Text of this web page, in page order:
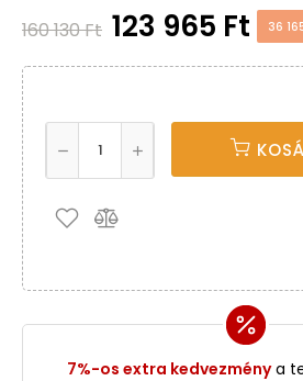
160 130 Ft 123 965 Ft 36
7%-os extra kedvezménya